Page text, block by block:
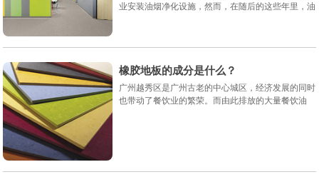
业安装油烟净化设施，然而，在随后的这些年里，油
橡胶地板的成分是什么？
广州越秀区是广州古老的中心城区，经济发展的同时
也带动了餐饮业的繁荣。而由此排放的大量餐饮油